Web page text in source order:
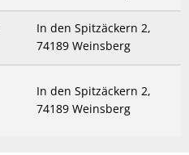
In den Spitzäckern 2,
74189 Weinsberg
In den Spitzäckern 2,
74189 Weinsberg